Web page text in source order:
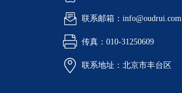
联系邮箱：info@oudrui.com
传真：010-31250609
联系地址：北京市丰台区